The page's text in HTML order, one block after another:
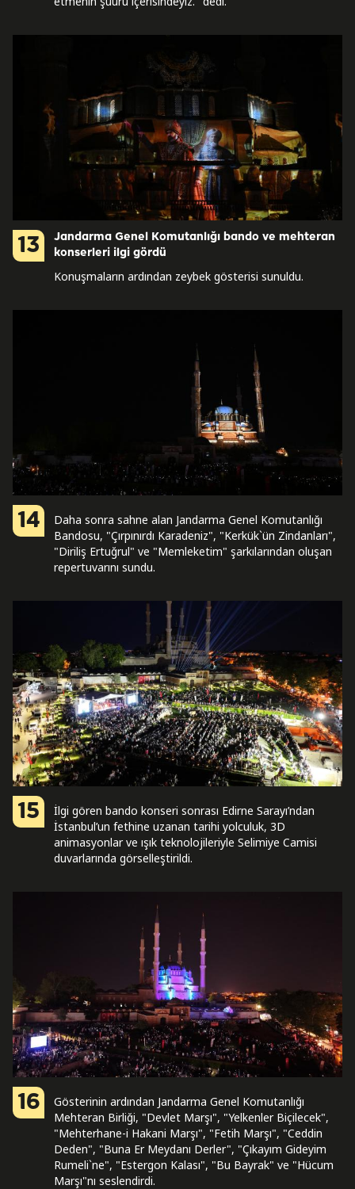
13
Jandarma Genel Komutanlığı bando ve mehteran
konserleri ilgi gördü
Konuşmaların ardından zeybek gösterisi sunuldu.
14
Daha sonra sahne alan Jandarma Genel Komutanlığı
Bandosu, "Çırpınırdı Karadeniz", "Kerkük`ün Zindanları",
"Diriliş Ertuğrul" ve "Memleketim" şarkılarından oluşan
repertuvarını sundu.
15
İlgi gören bando konseri sonrası Edirne Sarayı’ndan
İstanbul’un fethine uzanan tarihi yolculuk, 3D
animasyonlar ve ışık teknolojileriyle Selimiye Camisi
duvarlarında görselleştirildi.
16
Gösterinin ardından Jandarma Genel Komutanlığı
Mehteran Birliği, "Devlet Marşı", "Yelkenler Biçilecek",
"Mehterhane-i Hakani Marşı", "Fetih Marşı", "Ceddin
Deden", "Buna Er Meydanı Derler", "Çıkayım Gideyim
Rumeli`ne", "Estergon Kalası", "Bu Bayrak" ve "Hücum
Marşı"nı seslendirdi.